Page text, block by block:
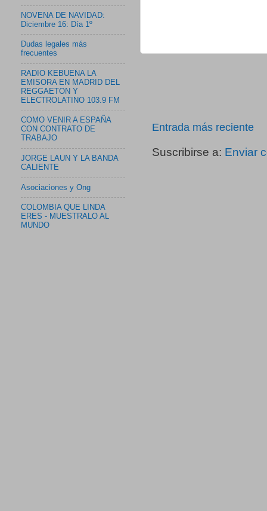
Entrada más reciente
Suscribirse a: Enviar
NOVENA DE NAVIDAD:
Diciembre 16: Día 1º
Dudas legales más
frecuentes
RADIO KEBUENA LA
EMISORA EN MADRID DEL
REGGAETON Y
ELECTROLATINO 103.9 FM
COMO VENIR A ESPAÑA
CON CONTRATO DE
TRABAJO
JORGE LAUN Y LA BANDA
CALIENTE
Asociaciones y Ong
COLOMBIA QUE LINDA
ERES - MUESTRALO AL
MUNDO